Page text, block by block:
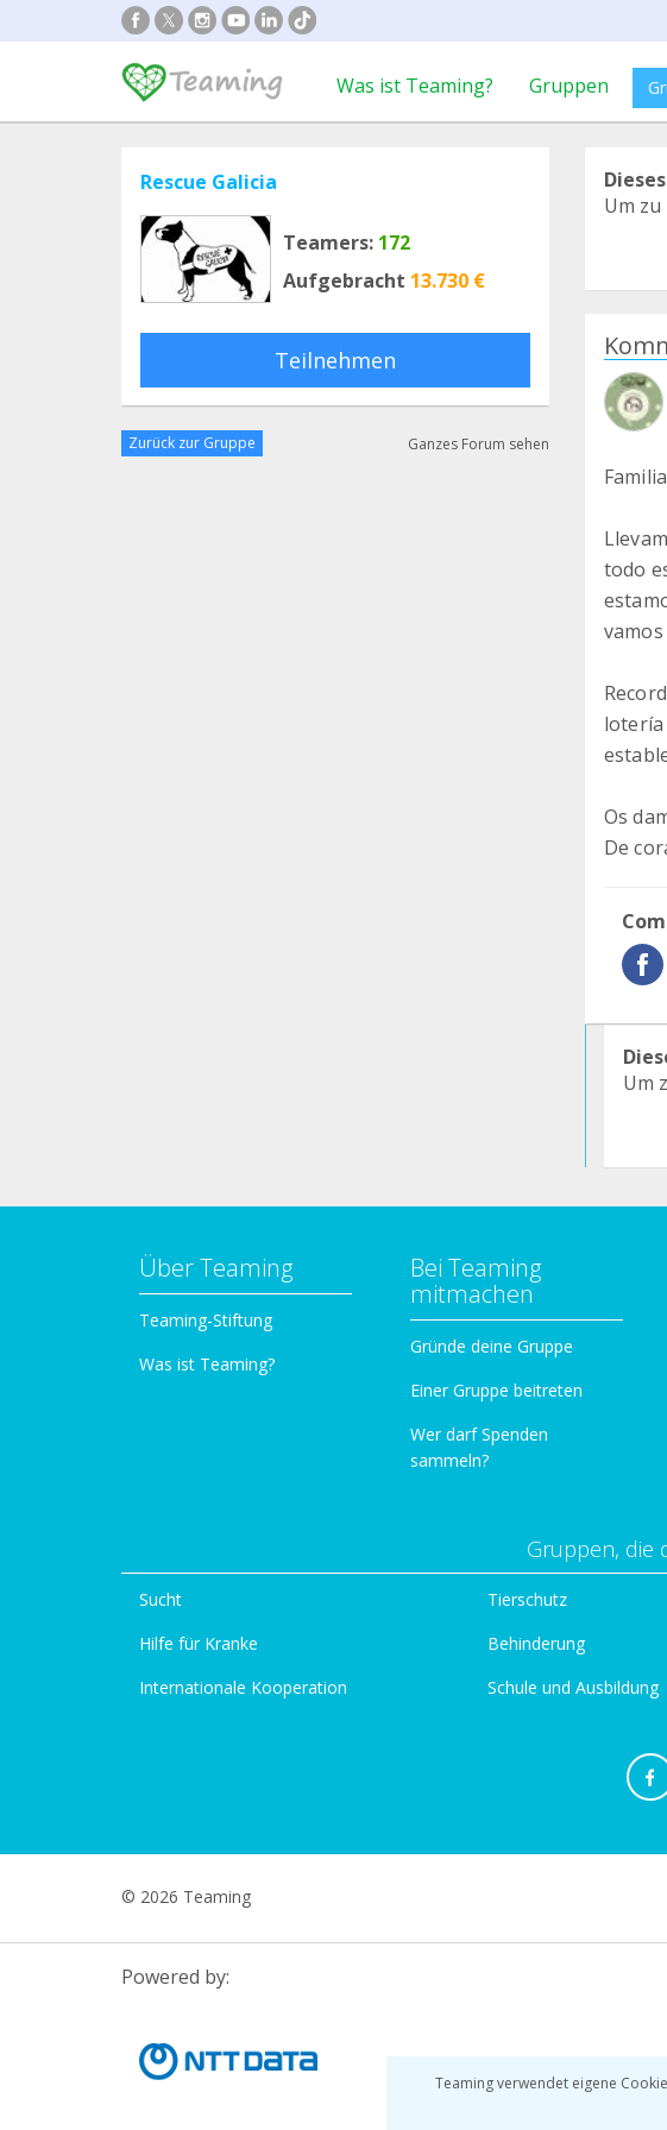
Teaming verwendet eigene
Was ist Teaming? Gruppen
Rescue Galicia
Teamers: 172
Aufgebracht 13.730 €
Teilnehmen
Zurück zur Gruppe Ganzes Forum sehen
Um
todo
lotería
Os
De
Um
Über Teaming
Teaming-Stiftung
Was ist Teaming?
Bei Teaming
mitmachen
Gründe deine Gruppe
Einer Gruppe beitreten
Wer darf Spenden
sammeln?
Gruppen, die
Sucht
Hilfe für Kranke
Internationale Kooperation
Tierschutz
Behinderung
Schule und Ausbildung
© 2026 Teaming
Powered by: